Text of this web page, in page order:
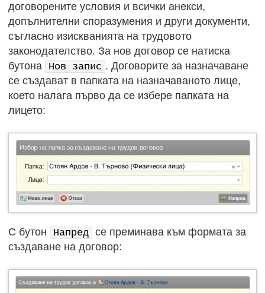
договорените условия и всички анекси,
допълнителни споразумения и други документи,
съгласно изискванията на трудовото
законодателство. За нов договор се натиска
бутона
Нов запис . Договорите за назначаване
се създават в папката на назначаваното лице,
което налага първо да се избере папката на
лицето:
С бутон Напред се преминава към формата за
създаване на договор: